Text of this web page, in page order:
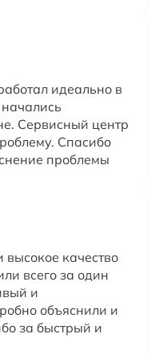
идеально в
Сервисный центр
Спасибо
проблемы
качество
всего за один
и
объяснили и
за быстрый и